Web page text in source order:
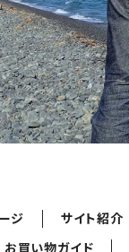
ジ サイト紹介
お買い物ガイド